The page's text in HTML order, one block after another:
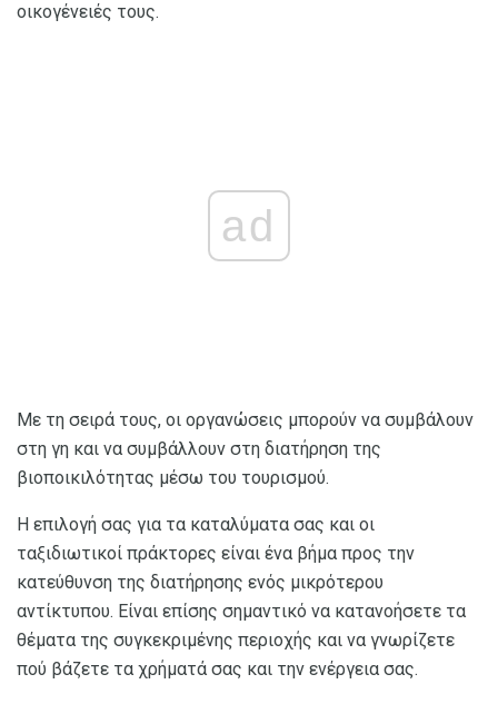
οικογένειές τους.
ad
Με τη σειρά τους, οι οργανώσεις μπορούν να συμβάλουν
στη γη και να συμβάλλουν στη διατήρηση της
βιοποικιλότητας μέσω του τουρισμού.
Η επιλογή σας για τα καταλύματα σας και οι
ταξιδιωτικοί πράκτορες είναι ένα βήμα προς την
κατεύθυνση της διατήρησης ενός μικρότερου
αντίκτυπου. Είναι επίσης σημαντικό να κατανοήσετε τα
θέματα της συγκεκριμένης περιοχής και να γνωρίζετε
πού βάζετε τα χρήματά σας και την ενέργεια σας.